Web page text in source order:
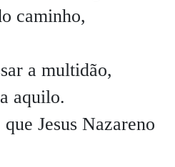
caminho,
a multidão,
aquilo.
Jesus Nazareno